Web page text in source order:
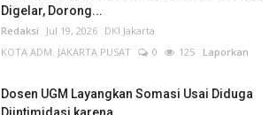
Digelar, Dorong...
Redaksi Jul 19, 2026 DKI Jakarta
KOTA ADM. JAKARTA PUSAT
0 125 Laporkan
Dosen UGM Layangkan Somasi Usai Diduga
Diintimidasi karena...